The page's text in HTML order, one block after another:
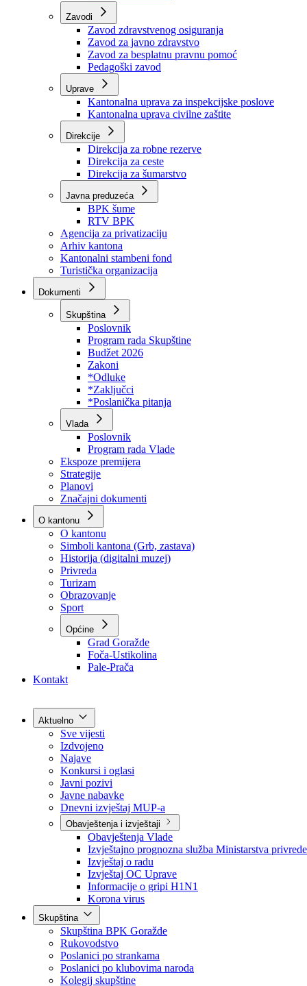
Centar za socijalni rad
Dom za stara i iznemogla lica
Kantonalna bolnica
Zavodi
Zavod zdravstvenog osiguranja
Zavod za javno zdravstvo
Zavod za besplatnu pravnu pomoć
Pedagoški zavod
Kantonalna uprava za inspekcijske poslove
Kantonalna uprava civilne zaštite
Direkcije
Direkcija za robne rezerve
Direkcija za ceste
Direkcija za šumarstvo
Javna preduzeća
BPK šume
RTV BPK
Agencija za privatizaciju
Arhiv kantona
Kantonalni stambeni fond
Turistička organizacija
Dokumenti
Skupština
Poslovnik
Program rada Skupštine
Budžet 2026
Zakoni
*Odluke
*Zaključci
*Poslanička pitanja
Vlada
Poslovnik
Program rada Vlade
Ekspoze premijera
Strategije
Planovi
Značajni dokumenti
O kantonu
O kantonu
Simboli kantona (Grb, zastava)
Historija (digitalni muzej)
Privreda
Turizam
Obrazovanje
Sport
Općine
Kontakt
Aktuelno
Sve vijesti
Izdvojeno
Najave
Konkursi i oglasi
Javni pozivi
Javne nabavke
Dnevni izvještaj MUP-a
Obavještenja i izvještaji
Obavještenja Vlade
Izvještajno prognozna služba Ministarstva privrede
Izvještaj o radu
Izvještaj OC Uprave
Informacije o gripi H1N1
Korona virus
Skupština
Skupština BPK Goražde
Rukovodstvo